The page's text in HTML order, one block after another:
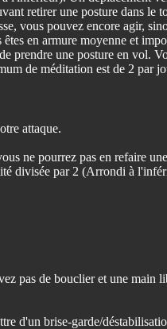
retirer une posture dans le
pouvez encore agir,
en armure moyenne et
prendre une posture en
de méditation est de 2 par
attaque.
ne pourrez pas en refaire
divisée par 2 (Arrondi à
pas de bouclier et une main
d'un brise-garde/